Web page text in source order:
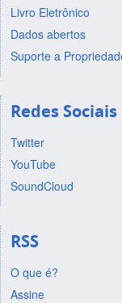
Livro Eletrônico
Dados abertos
Suporte a
Redes Sociais
Twitter
YouTube
SoundCloud
RSS
O que é?
Assine